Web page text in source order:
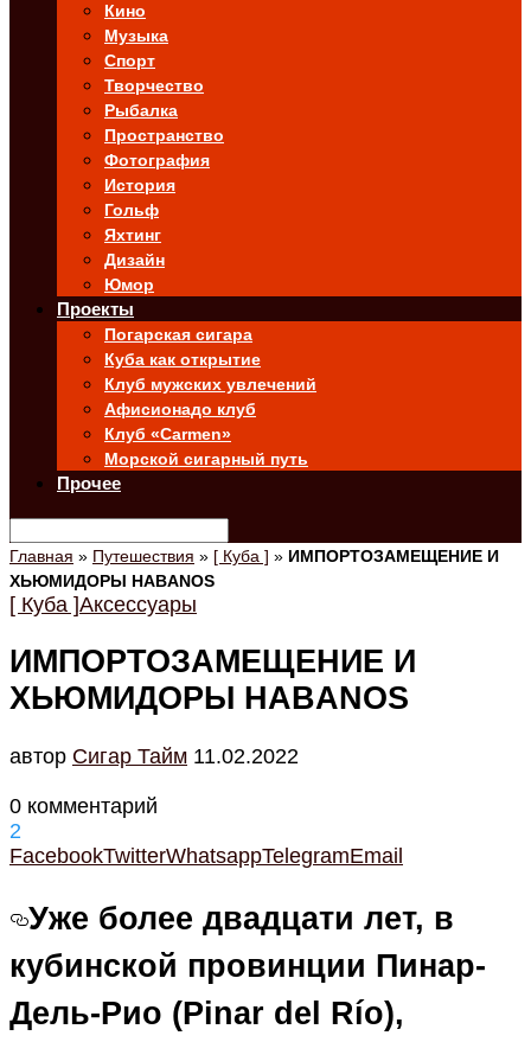
Кино
Музыка
Спорт
Творчество
Рыбалка
Пространство
Фотография
История
Гольф
Яхтинг
Дизайн
Юмор
Проекты
Погарская сигара
Куба как открытие
Клуб мужских увлечений
Афисионадо клуб
Клуб «Carmen»
Морской сигарный путь
Прочее
Главная » Путешествия » [ Куба ] » ИМПОРТОЗАМЕЩЕНИЕ И
ХЬЮМИДОРЫ HABANOS
[ Куба ]Аксессуары
ИМПОРТОЗАМЕЩЕНИЕ И
ХЬЮМИДОРЫ HABANOS
автор Cигар Тайм 11.02.2022
0 комментарий
2
FacebookTwitterWhatsappTelegramEmail
Уже более двадцати лет, в
кубинской провинции Пинар-
Дель-Рио (Pinar del Río),